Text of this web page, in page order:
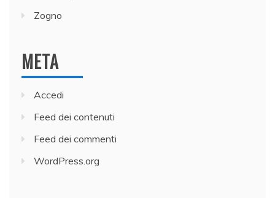
Zogno
META
Accedi
Feed dei contenuti
Feed dei commenti
WordPress.org